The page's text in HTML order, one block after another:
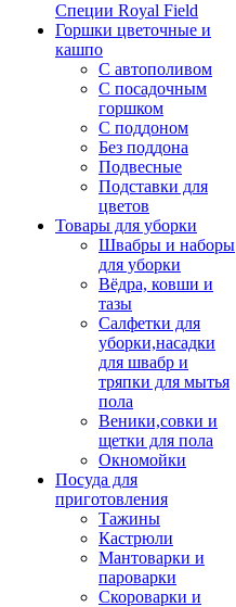
Специи Royal Field
Горшки цветочные и
кашпо
С автополивом
С посадочным
горшком
С поддоном
Без поддона
Подвесные
Подставки для
цветов
Товары для уборки
Швабры и наборы
для уборки
Вёдра, ковши и
тазы
Салфетки для
уборки,насадки
для швабр и
тряпки для мытья
пола
Веники,совки и
щетки для пола
Окномойки
Посуда для
приготовления
Тажины
Кастрюли
Мантоварки и
пароварки
Скороварки и